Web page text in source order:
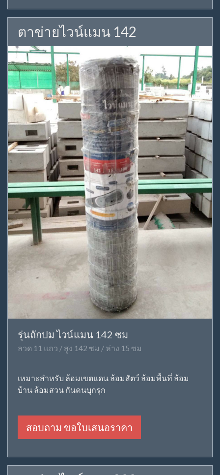
ตาข่ายไวน์แมน 142
รุ่นถักปม ไวน์แมน 142 ซม
ลวด 11 แถว / สูง 142 ซม / ห่าง 15 ซม
เหมาะสำหรับ ล้อมเขตแดน ล้อมสัตว์ ล้อมพื้นที่ ล้อม
บ้าน ล้อมสวน กันคนบุกรุก
สอบถาม ขอใบเสนอราคา